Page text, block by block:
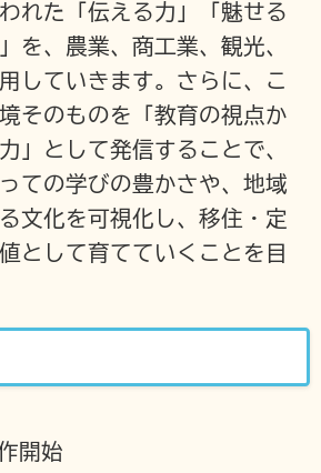
れた「伝える力」「魅せる
を、農業、商工業、観光、
していきます。さらに、こ
そのものを「教育の視点か
」として発信することで、
ての学びの豊かさや、地域
文化を可視化し、移住・定
として育てていくことを目
開始